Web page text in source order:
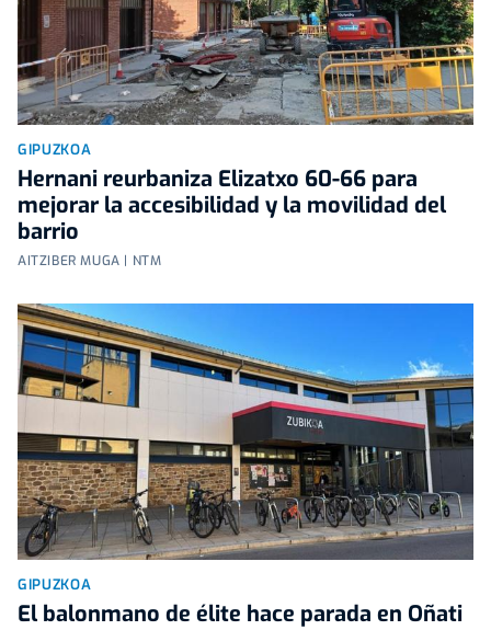
GIPUZKOA
Hernani reurbaniza Elizatxo 60-66 para
mejorar la accesibilidad y la movilidad del
barrio
AITZIBER MUGA | NTM
GIPUZKOA
El balonmano de élite hace parada en Oñati